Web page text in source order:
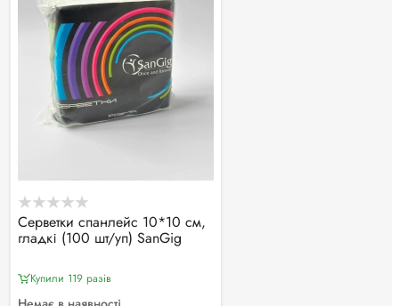
Серветки спанлейс 10*10 см,
гладкі (100 шт/уп) SanGig
Купили 119 разiв